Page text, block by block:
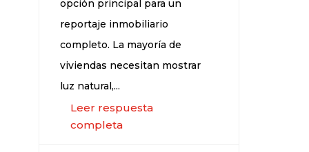
opción principal para un
reportaje inmobiliario
completo. La mayoría de
viviendas necesitan mostrar
luz natural,...
Leer respuesta
completa